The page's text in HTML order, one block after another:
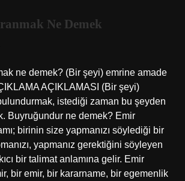
Ne Demek
ne demek? (Bir şeyi) emrine amade
AÇIKLAMASI (Bir şeyi)
istediği zaman bu şeyden
Buyruğundur ne demek? Emir
birinin size yapmanızı söylediği bir
yapmanız gerektiğini söyleyen
bir talimat anlamına gelir. Emir
bir emir, bir kararname, bir egemenlik